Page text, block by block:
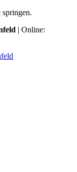
springen.
| Online: